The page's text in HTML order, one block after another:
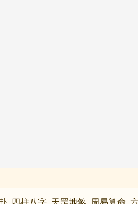
四柱八字 天罡地煞 周易算命